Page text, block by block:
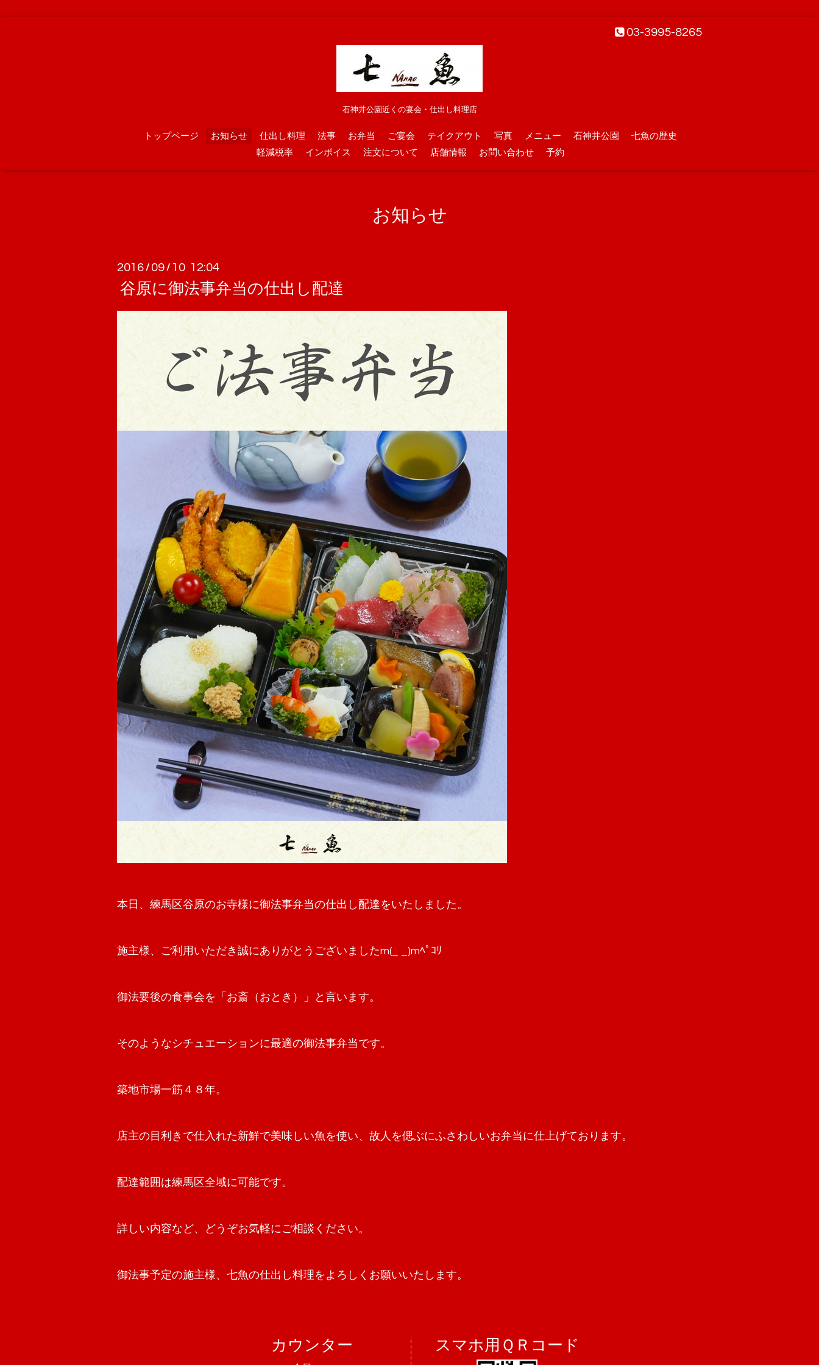
03-3995-8265
石神井公園近くの宴会・仕出し料理店
トップページ お知らせ 仕出し料理 法事 お弁当 ご宴会 テイクアウト 写真 メニュー 石神井公園
七魚の歴史
軽減税率
インボイス 注文について 店舗情報 お問い合わせ 予約
お知らせ
2016 / 09 / 10 12:04
谷原に御法事弁当の仕出し配達
本日、練馬区谷原のお寺様に御法事弁当の仕出し配達をいたしました。
施主様、ご利用いただき誠にありがとうございましたm(_ _)mﾍﾟｺﾘ
御法要後の食事会を「お斎（おとき）」と言います。
そのようなシチュエーションに最適の御法事弁当です。
築地市場一筋４８年。
店主の目利きで仕入れた新鮮で美味しい魚を使い、故人を偲ぶにふさわしいお弁当に仕上げております。
配達範囲は練馬区全域に可能です。
詳しい内容など、どうぞお気軽にご相談ください。
御法事予定の施主様、七魚の仕出し料理をよろしくお願いいたします。
カウンター スマホ用ＱＲコード